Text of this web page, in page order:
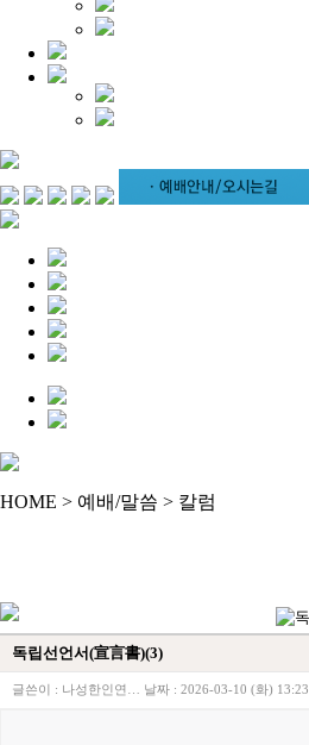
HOME > 예배/말씀 > 칼럼
독립선언서(宣言書)(3)
글쓴이 : 나성한인연… 날짜 : 2026-03-10 (화) 13:23